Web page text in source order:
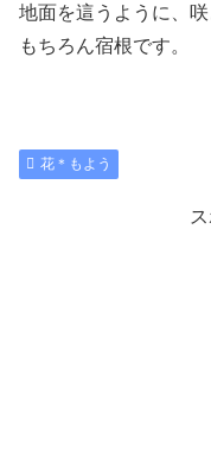
地面を這うように、
もちろん宿根です。
花＊もよう